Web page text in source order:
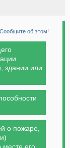
Сообщите об этом!
или
о пожаре,